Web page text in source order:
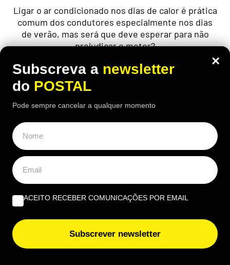
Ligar o ar condicionado nos dias de calor é prática
comum dos condutores especialmente nos dias
de verão, mas será que deve esperar para não
prejudicar o motor?
ALGARVE,CULTURA,GASTRONOMIA
Marisco da Ria Formosa e grandes
×
Subscreva a newsletter
do POSTAL
Pode sempre cancelar a qualquer momento
ACEITO RECEBER COMUNICAÇÕES POR EMAIL
Subscrever newsletter